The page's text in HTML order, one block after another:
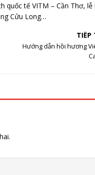
quốc tế VITM – Cần Thơ,
Cửu Long…
TIẾP
Hướng dẫn hồi hương